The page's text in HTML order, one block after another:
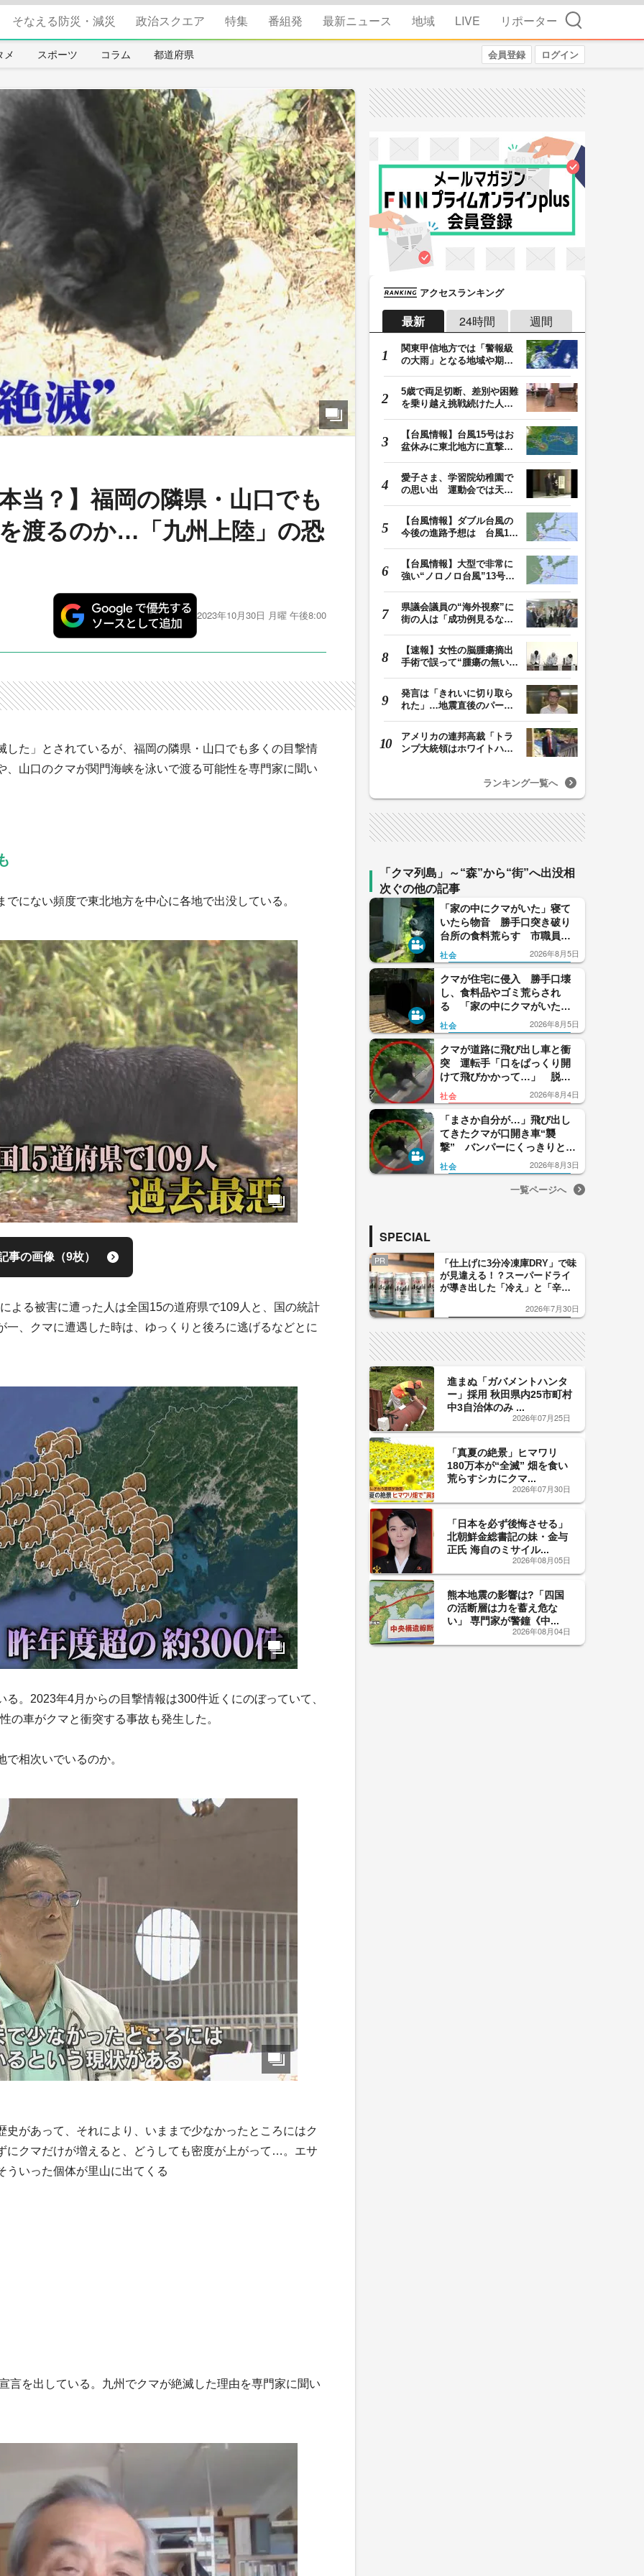
そなえる防災・減災 政治スクエア 特集 番組発 最新ニュース 地域 LIVE リポーター 検索
メ スポーツ コラム 都道府県 会員登録 ログイン
当？】福岡の隣県・山口でも
渡るのか…「九州上陸」の恐
2023年10月30日 月曜 午後8:00
た」とされているが、福岡の隣県・山口でも多くの目撃情
山口のクマが関門海峡を泳いで渡る可能性を専門家に聞い
にない頻度で東北地方を中心に各地で出没している。
事の画像（9枚）
よる被害に遭った人は全国15の道府県で109人と、国の統計
、クマに遭遇した時は、ゆっくりと後ろに逃げるなどとに
。2023年4月からの目撃情報は300件近くにのぼっていて、
の車がクマと衝突する事故も発生した。
相次いでいるのか。
があって、それにより、いままで少なかったところにはク
にクマだけが増えると、どうしても密度が上がって…。エサ
ういった個体が里山に出てくる
言を出している。九州でクマが絶滅した理由を専門家に聞い
アクセスランキング
最新 24時間 週間
関東甲信地方では「警報級
の大雨」となる地域や期間
5歳で両足切断、差別や困難
を乗り越え挑戦続けた人
【台風情報】台風15号はお
盆休みに東北地方に直撃す
愛子さま、学習院幼稚園で
の思い出 運動会では天皇
【台風情報】ダブル台風の
今後の進路予想は 台風15
【台風情報】大型で非常に
強い“ノロノロ台風”13号の
県議会議員の“海外視察”に
街の人は「成功例見るなら
【速報】女性の脳腫瘍摘出
手術で誤って“腫瘍の無い部
発言は「きれいに切り取ら
れた」…地震直後のパーテ
アメリカの連邦高裁「トラ
ンプ大統領はホワイトハウ
ランキング一覧へ
「クマ列島」～“森”から“街”へ出没相
次ぐの他の記事
「家の中にクマがいた」寝て
いたら物音 勝手口突き破り
台所の食料荒らす 市職員到
着前に逃げたか 長野・松本
市
社会 2026年8月5日
クマが住宅に侵入 勝手口壊
し、食料品やゴミ荒らされ
る 「家の中にクマがいた」
住人通報 長野・松本市
社会 2026年8月5日
クマが道路に飛び出し車と衝
突 運転手「口をぱっくり開
けて飛びかかって…」 脱落
したバンパーには“歯形”も
北海道・知内町
社会 2026年8月4日
「まさか自分が…」飛び出し
てきたクマが口開き車“襲
撃” バンパーにくっきりと歯
形残る 北海道・知内町
社会 2026年8月3日
一覧ページへ
SPECIAL
PR
「仕上げに3分冷凍庫DRY」で味
が見違える！？スーパードライ
が導き出した「冷え」と「辛
した「辛口カーブ」が飲み頃の
2026年7月30日
進まぬ「ガバメントハンタ
ー」採用 秋田県内25市町村
中3自治体のみ ...
2026年07月25日
「真夏の絶景」ヒマワリ
180万本が“全滅” 畑を食い
荒らすシカにクマ...
2026年07月30日
「日本を必ず後悔させる」
北朝鮮金総書記の妹・金与
正氏 海自のミサイル...
2026年08月05日
熊本地震の影響は?「四国
の活断層は力を蓄え危な
い」 専門家が警鐘《中...
2026年08月04日